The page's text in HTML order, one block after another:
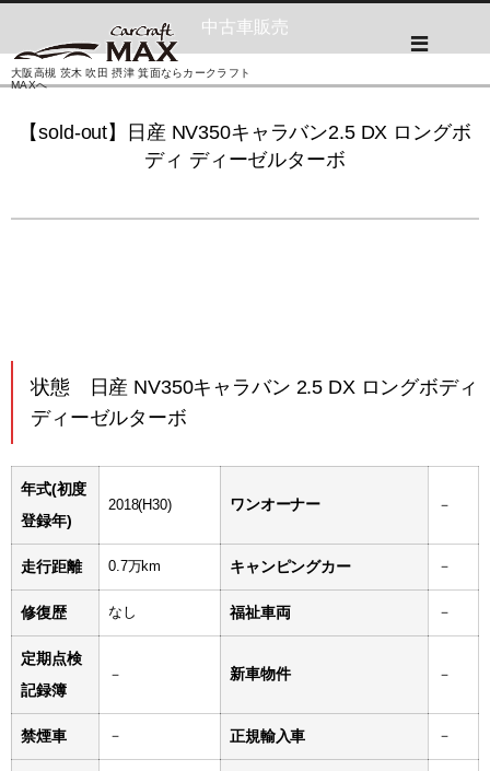
大阪高槻 茨木 吹田 摂津 箕面ならカークラフト
MAXへ
中古車販売
【sold-out】日産 NV350キャラバン2.5 DX ロングボ
ディ ディーゼルターボ
状態 日産 NV350キャラバン 2.5 DX ロングボディ
ディーゼルターボ
年式(初度
登録年)
2018(H30) ワンオーナー －
走行距離 0.7万km キャンピングカー －
修復歴 なし 福祉車両 －
定期点検
記録簿
－ 新車物件 －
禁煙車 － 正規輸入車 －